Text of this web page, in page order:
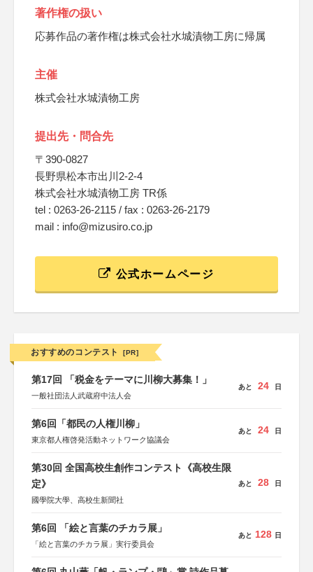
著作権の扱い
応募作品の著作権は株式会社水城漬物工房に帰属
主催
株式会社水城漬物工房
提出先・問合先
〒390-0827
長野県松本市出川2-2-4
株式会社水城漬物工房 TR係
tel : 0263-26-2115 / fax : 0263-26-2179
mail : info@mizusiro.co.jp
公式ホームページ
おすすめのコンテスト [PR]
第17回 「税金をテーマに川柳大募集！」
一般社団法人武蔵府中法人会
あと 24 日
第6回「都民の人権川柳」
東京都人権啓発活動ネットワーク協議会
あと 24 日
第30回 全国高校生創作コンテスト《高校生限
定》
國學院大學、高校生新聞社
あと 28 日
第6回 「絵と言葉のチカラ展」
「絵と言葉のチカラ展」実行委員会
あと 128 日